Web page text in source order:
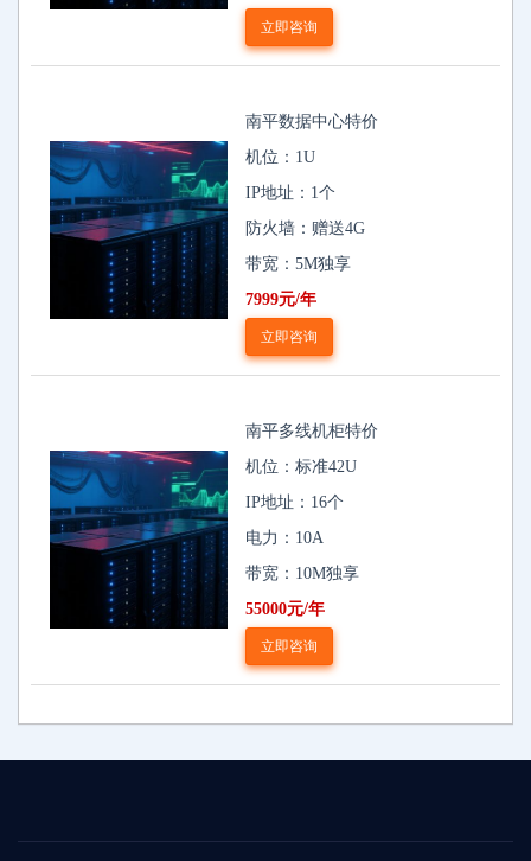
立即咨询
南平数据中心特价
机位：1U
IP地址：1个
防火墙：赠送4G
带宽：5M独享
7999元/年
立即咨询
南平多线机柜特价
机位：标准42U
IP地址：16个
电力：10A
带宽：10M独享
55000元/年
立即咨询